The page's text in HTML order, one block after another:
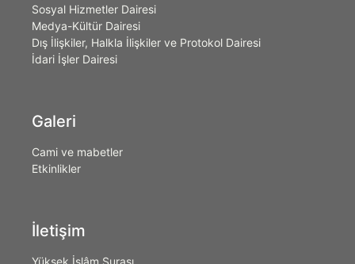
Sosyal Hizmetler Dairesi
Medya-Kültür Dairesi
Dış İlişkiler, Halkla İlişkiler ve Protokol Dairesi
İdari İşler Dairesi
Galeri
Cami ve mabetler
Etkinlikler
İletişim
Yüksek İslâm Şurası